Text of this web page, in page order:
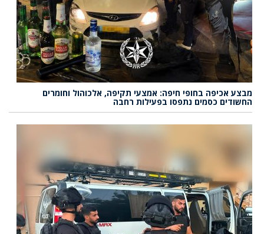
מבצע אכיפה בחופי חיפה: אמצעי תקיפה, אלכוהול וחומרים
החשודים כסמים נתפסו בפעילות רחבה